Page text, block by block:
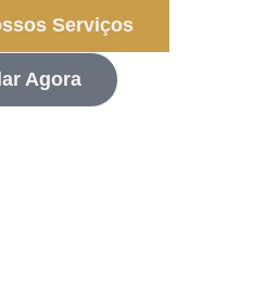
Serviços
Agora